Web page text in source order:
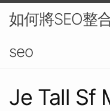
如何將SEO整
seo
Je Tall Sf